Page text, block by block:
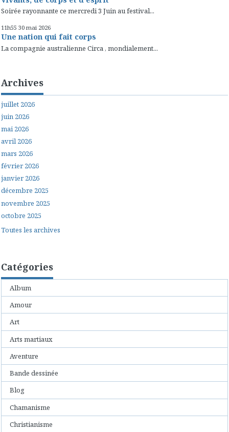
Soirée rayonnante ce mercredi 3 Juin au festival...
11h55 30 mai 2026
Une nation qui fait corps
La compagnie australienne Circa , mondialement...
Archives
juillet 2026
juin 2026
mai 2026
avril 2026
mars 2026
février 2026
janvier 2026
décembre 2025
novembre 2025
octobre 2025
Toutes les archives
Catégories
Album
Amour
Art
Arts martiaux
Aventure
Bande dessinée
Blog
Chamanisme
Christianisme